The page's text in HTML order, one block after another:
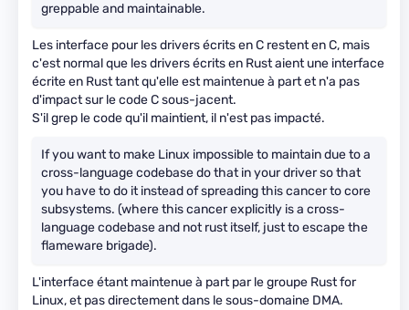
greppable and maintainable.
Les interface pour les drivers écrits en C restent en C, mais
c'est normal que les drivers écrits en Rust aient une interface
écrite en Rust tant qu'elle est maintenue à part et n'a pas
d'impact sur le code C sous-jacent.
S'il grep le code qu'il maintient, il n'est pas impacté.
If you want to make Linux impossible to maintain due to a
cross-language codebase do that in your driver so that
you have to do it instead of spreading this cancer to core
subsystems. (where this cancer explicitly is a cross-
language codebase and not rust itself, just to escape the
flameware brigade).
L'interface étant maintenue à part par le groupe Rust for
Linux, et pas directement dans le sous-domaine DMA.